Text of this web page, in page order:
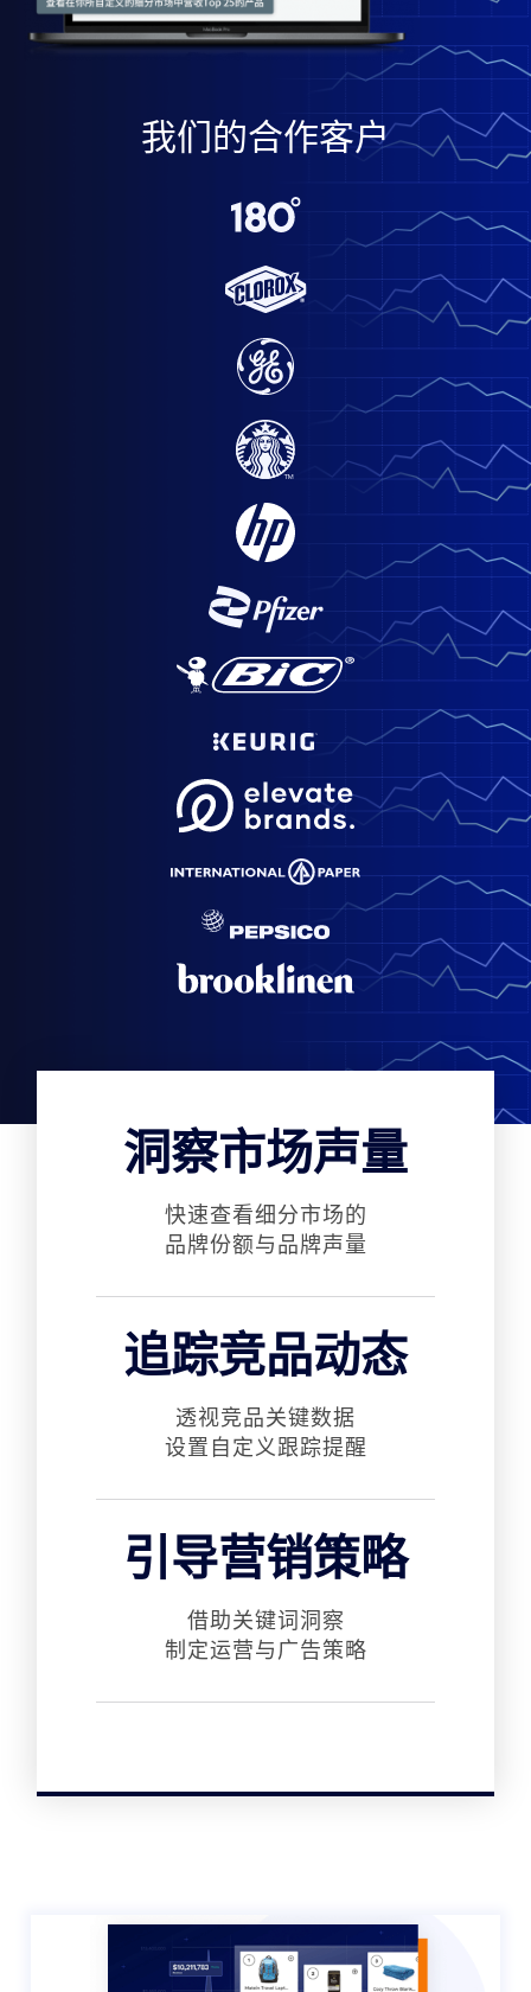
我们的合作客户
洞察市场声量
快速查看细分市场的
品牌份额与品牌声量
追踪竞品动态
透视竞品关键数据
设置自定义跟踪提醒
引导营销策略
借助关键词洞察
制定运营与广告策略